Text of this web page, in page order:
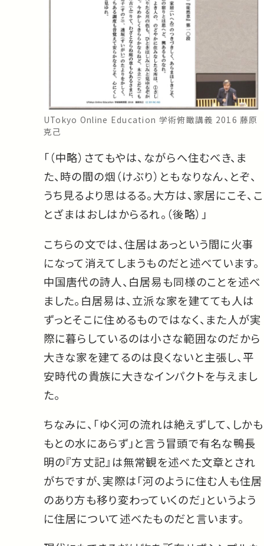
UTokyo Online Education 学術俯瞰講義 2016 藤原
克己
「（中略）さてもやは、ながらへ住むべき、ま
た、時の間の烟（けぶり）ともなりなん、とぞ、
うち見るより思はるる。大方は、家居にこそ、こ
とざまはおしはからるれ。（後略）」
こちらの文では、住居はあっという間に火事
になって消えてしまうものだと述べています。
中国唐代の詩人、白居易も同様のことを述べ
ました。白居易は、立派な家を建てても人は
ずっとそこに住めるものではなく、また人が実
際に暮らしているのは小さな範囲なのだから
大きな家を建てるのは良くないと主張し、平
安時代の貴族に大きなインパクトを与えまし
た。
ちなみに、「ゆく河の流れは絶えずして、しかも
もとの水にあらず」と言う冒頭で有名な鴨長
明の『方丈記』は無常観を述べた文章とされ
がちですが、実際は「河のように住む人も住居
のあり方も移り変わっていくのだ」というよう
に住居について述べたものだと言います。